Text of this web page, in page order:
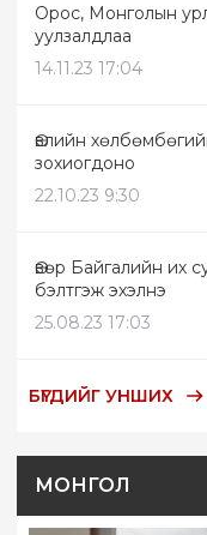
Орос, Монголын
уулзалдлаа
14.11.23 17:04
Өвлийн
зохиогдоно
22.10.23 9:30
Өвөр Байгалийн их
бэлтгэж эхэлнэ
25.08.23 17:03
БҮГДИЙГ УНШИХ
МОНГОЛ